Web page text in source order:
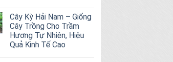
Cây Kỳ Hải Nam – Giống
Cây Trồng Cho Trầm
Hương Tự Nhiên, Hiệu
Quả Kinh Tế Cao